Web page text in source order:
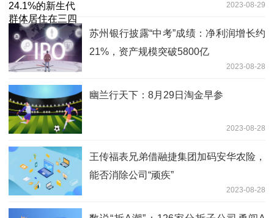
2023-08-29
苏州银行披露“中考”成绩：净利润增长约
21%，资产规模突破5800亿
2023-08-28
幽兰行天下：8月29日淘金早参
2023-08-28
王传福表兄弟借融捷集团加码安华农险，
能否消除公司“顽疾”
2023-08-28